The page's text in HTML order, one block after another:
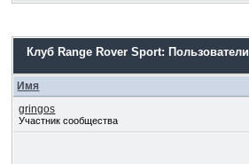
Клуб Range Rover Sport: Пользователи
Имя
gringos
Участник сообщества